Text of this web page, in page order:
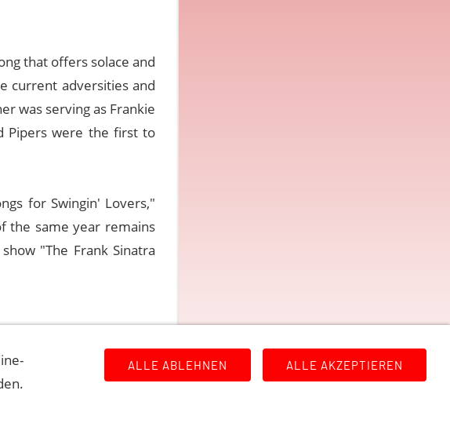
that offers solace and
current adversities and
was serving as Frankie
Pipers were the first to
for Swingin' Lovers,"
the same year remains
"The Frank Sinatra
ALLE AKZEPTIEREN
ALLE ABLEHNEN